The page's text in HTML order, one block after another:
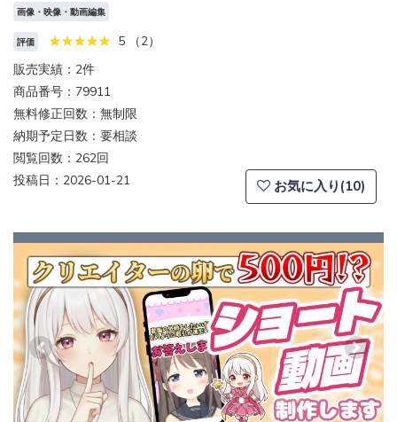
画像・映像・動画編集
評価
5 （2）
販売実績：2件
商品番号：79911
無料修正回数：無制限
納期予定日数：要相談
閲覧回数：262回
投稿日：2026-01-21
お気に入り(10)
Previous Next